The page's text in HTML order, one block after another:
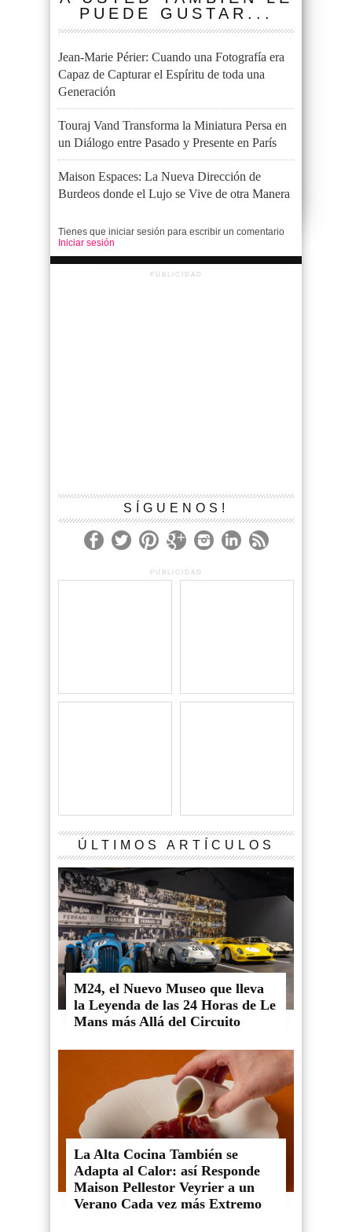
PUEDE GUSTAR...
Jean-Marie Périer: Cuando una Fotografía era
Capaz de Capturar el Espíritu de toda una
Generación
Touraj Vand Transforma la Miniatura Persa en
un Diálogo entre Pasado y Presente en París
Maison Espaces: La Nueva Dirección de
Burdeos donde el Lujo se Vive de otra Manera
Tienes que iniciar sesión para escribir un comentario
Iniciar sesión
PUBLICIDAD
SÍGUENOS!
PUBLICIDAD
ÚLTIMOS ARTÍCULOS
M24, el Nuevo Museo que lleva
la Leyenda de las 24 Horas de Le
Mans más Allá del Circuito
La Alta Cocina También se
Adapta al Calor: así Responde
Maison Pellestor Veyrier a un
Verano Cada vez más Extremo